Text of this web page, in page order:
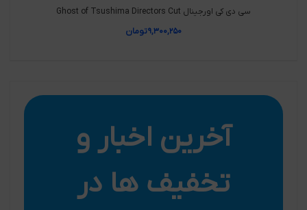
سی دی کی اورجینال Ghost of Tsushima Directors Cut
۹,۳۰۰,۲۵۰تومان
آخرین اخبار و
تخفیف ها در